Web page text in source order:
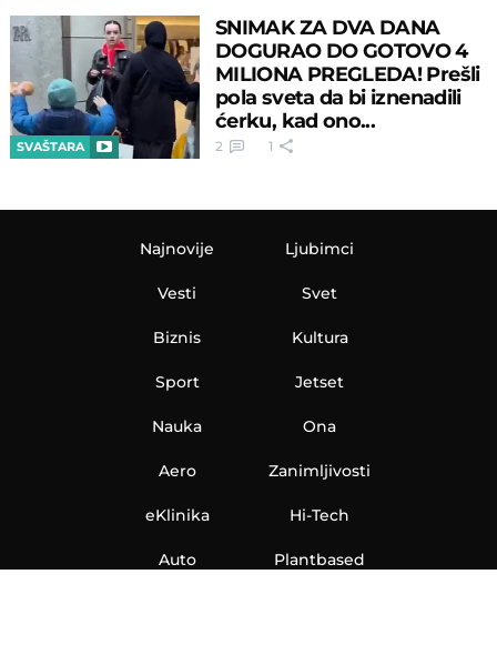
SVAŠTARA
SNIMAK ZA DVA DANA
DOGURAO DO GOTOVO 4
MILIONA PREGLEDA! Prešli
pola sveta da bi iznenadili
ćerku, kad ono...
2 1
Najnovije
Vesti
Biznis
Sport
Nauka
Aero
Ljubimci
Svet
Kultura
Jetset
Ona
Zanimljivosti
eKlinika Hi-Tech
Auto Plantbased